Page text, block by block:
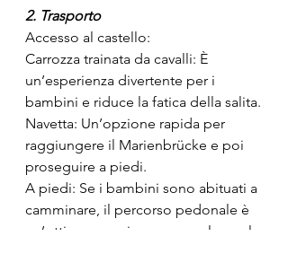
2. Trasporto
Accesso al castello:
Carrozza trainata da cavalli: È
un’esperienza divertente per i
bambini e riduce la fatica della salita.
Navetta: Un’opzione rapida per
raggiungere il Marienbrücke e poi
proseguire a piedi.
A piedi: Se i bambini sono abituati a
camminare, il percorso pedonale è
un’ottima occasione per esplorare la